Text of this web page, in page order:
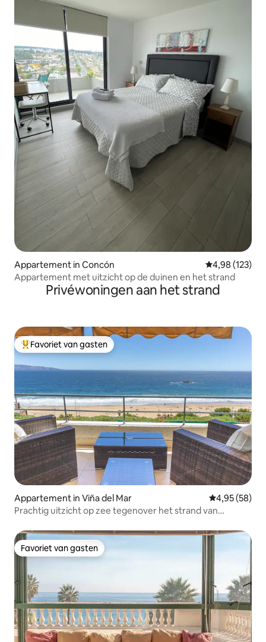
Appartement in Concón Gemiddelde
4,98 (123)
Appartement met uitzicht op de duinen en het strand
Privéwoningen aan het strand
Topfavoriet van gasten
Favoriet van gasten
Appartement in Viña del Mar Gemiddelde
4,95 (58)
Prachtig uitzicht op zee tegenover het strand van
Favoriet van gasten
Favoriet van gasten